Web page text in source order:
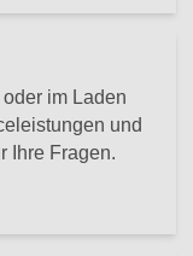
im Laden
und
Ihre Fragen.